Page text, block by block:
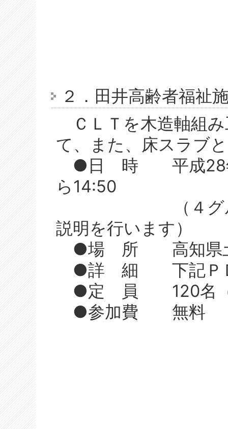
２．田井高齢者福祉
ＣＬＴを木造軸組
て、また、床スラブ
●日 時 平成28年
ら14:50
（４グループ
説明を行います）
●場 所 高知県土
●詳 細 下記ＰＤ
●定 員 120名（
●参加費 無料